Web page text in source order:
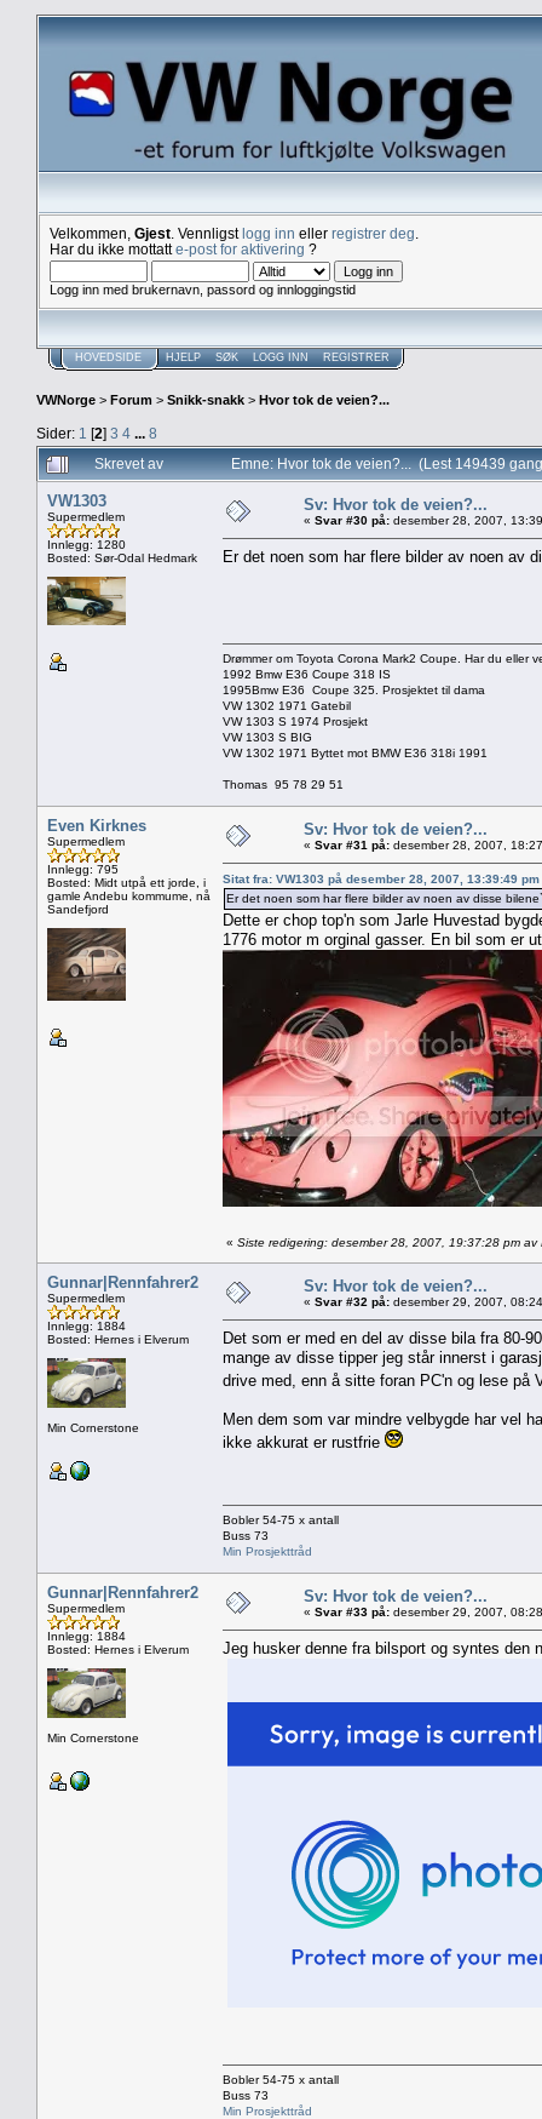
Velkommen, Gjest . Vennligstlogg inn eller registrer deg
Har du ikke mottatte-post for aktivering ?
Logg inn med brukernavn, passord og innloggingstid
HOVEDSIDE HJELP SØK LOGG INN REGISTRER
VWNorge > Forum > Snikk-snakk > Hvor tok de veien?...
Sider: 1 [2] 3 4 ... 8
Skrevet av
Emne: Hvor tok de veien?... (Lest 149439
VW1303
Supermedlem
Innlegg: 1280
Bosted: Sør-Odal Hedmark
Sv: Hvor tok de veien?...
« Svar #30 på: desember 28, 2007,
Er det noen som har flere bilder av noen av
Drømmer om Toyota Corona Mark2 Coupe. Har du eller
1992 Bmw E36 Coupe 318 IS
1995Bmw E36 Coupe 325. Prosjektet til dama
VW 1302 1971 Gatebil
VW 1303 S 1974 Prosjekt
VW 1303 S BIG
VW 1302 1971 Byttet mot BMW E36 318i 1991
Thomas 95 78 29 51
Even Kirknes
Supermedlem
Innlegg: 795
Bosted: Midt utpå ett jorde, i
gamle Andebu kommume, nå
Sandefjord
Sv: Hvor tok de veien?...
« Svar #31 på: desember 28, 2007,
Sitat fra: VW1303 på desember 28, 2007, 13:39:49 pm
Er det noen som har flere bilder av noen av disse
Dette er chop top'n som Jarle Huvestad
1776 motor m orginal gasser. En bil som er
« Siste redigering: desember 28, 2007, 19:37:28 pm av
Gunnar|Rennfahrer2
Supermedlem
Innlegg: 1884
Bosted: Hernes i Elverum
Min Cornerstone
Sv: Hvor tok de veien?...
« Svar #32 på: desember 29, 2007,
Det som er med en del av disse bila fra 80-
mange av disse tipper jeg står innerst i
drive med, enn å sitte foran PC'n og lese på
Men dem som var mindre velbygde har vel
ikke akkurat er rustfrie
Bobler 54-75 x antall
Buss 73
Min Prosjekttråd
Gunnar|Rennfahrer2
Supermedlem
Innlegg: 1884
Bosted: Hernes i Elverum
Min Cornerstone
Sv: Hvor tok de veien?...
« Svar #33 på: desember 29, 2007,
Jeg husker denne fra bilsport og syntes
Bobler 54-75 x antall
Buss 73
Min Prosjekttråd